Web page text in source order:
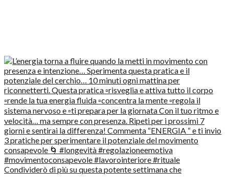
Condividerò di più su questa potente settimana che